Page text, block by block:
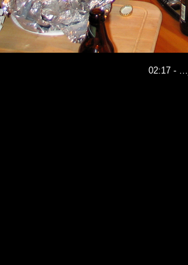
02:17 -